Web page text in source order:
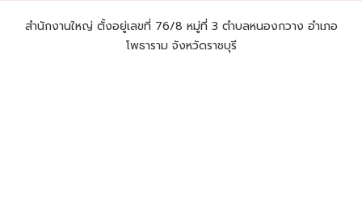
สำนักงานใหญ่ ตั้งอยู่เลขที่ 76/8 หมู่ที่ 3 ตำบลหนองกวาง อำเภอ
โพธาราม จังหวัดราชบุรี